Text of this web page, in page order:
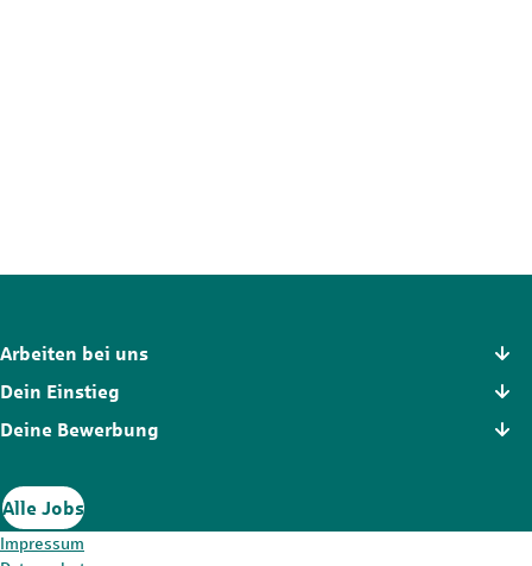
Arbeiten bei uns
Dein Einstieg
Deine Bewerbung
Alle Jobs
Impressum